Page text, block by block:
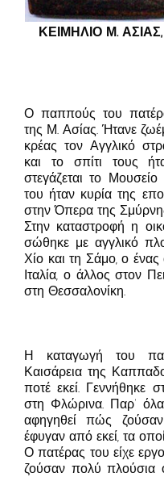
ΚΕΙΜΗΛΙΟ Μ.
Ο παππούς του
της Μ. Ασίας. Ήτανε
κρέας τον Αγγλικό
και το σπίτι τους
στεγάζεται το
του ήταν κυρία της
στην Όπερα της
Στην καταστροφή η
σώθηκε με αγγλικό
Χίο και τη Σάμο, ο
Ιταλία, ο άλλος στον
στη Θεσσαλονίκη.
Η καταγωγή του
Καισάρεια της
ποτέ εκεί. Γεννήθηκε
στη Φλώρινα. Παρ’ όλα
αφηγηθεί πώς
έφυγαν από εκεί, τα
Ο πατέρας του είχε
ζούσαν πολύ πλούσια